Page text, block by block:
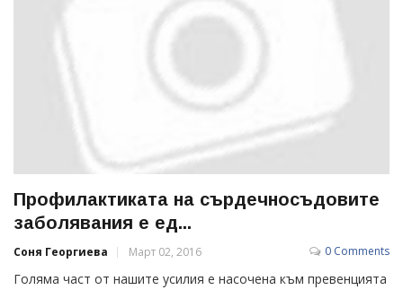
Профилактиката на сърдечносъдовите
заболявания е ед...
Соня Георгиева Март 02, 2016 0 Comments
Голяма част от нашите усилия е насочена към превенцията